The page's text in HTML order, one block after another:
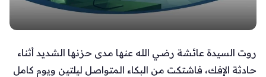
روت السيدة عائشة رضي الله عنها مدى حزنها الشديد أثناء
حادثة الإفك، فاشتكت من البكاء المتواصل ليلتين ويوم كامل